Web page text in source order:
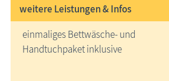
weitere Leistungen & Infos
einmaliges Bettwäsche- und
Handtuchpaket inklusive